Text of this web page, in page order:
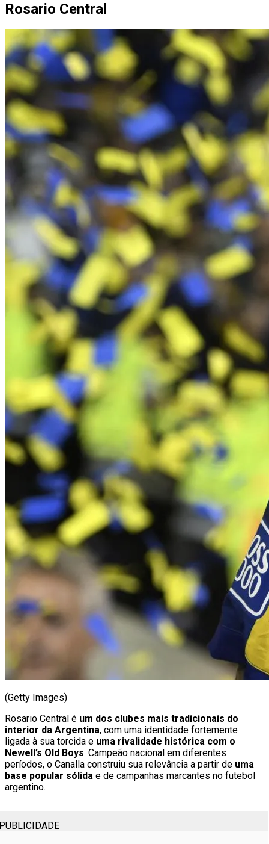
Rosario Central
(Getty Images)
Rosario Central é um dos clubes mais tradicionais do
interior da Argentina, com uma identidade fortemente
ligada à sua torcida e uma rivalidade histórica com o
Newell’s Old Boys. Campeão nacional em diferentes
períodos, o Canalla construiu sua relevância a partir de uma
base popular sólida e de campanhas marcantes no futebol
argentino.